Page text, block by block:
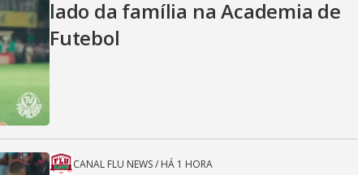
lado da família na Academia de
Futebol
CANAL FLU NEWS/ HÁ 1 HORA